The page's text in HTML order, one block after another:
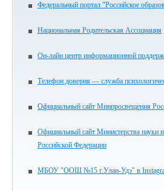
Федеральный портал "Российское
Национальная Родительская Ассоциация
Он-лайн центр информационной
Телефон доверия — служба
Официальный сайт Минпросвещения
Официальный сайт Министерства науки
Российской Федерации
МБОУ "ООШ №15 г.Улан-Удэ" в